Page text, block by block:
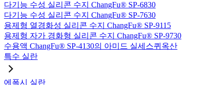
다기능 수성 실리콘 수지 ChangFu® SP-6830
다기능 수성 실리콘 수지 ChangFu® SP-7630
용제형 열경화성 실리콘 수지 ChangFu® SP-9115
용제형 자가 경화형 실리콘 수지 ChangFu® SP-9730
수용액 ChangFu® SP-4130의 아미드 실세스퀴옥산
특수 실란
에폭시 실란